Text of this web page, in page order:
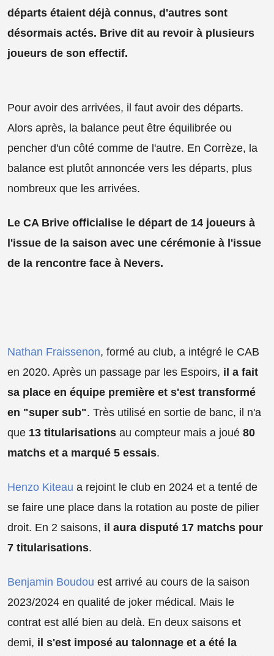
départs étaient déjà connus, d'autres sont
désormais actés. Brive dit au revoir à plusieurs
joueurs de son effectif.
Pour avoir des arrivées, il faut avoir des départs.
Alors après, la balance peut être équilibrée ou
pencher d'un côté comme de l'autre. En Corrèze, la
balance est plutôt annoncée vers les départs, plus
nombreux que les arrivées.
Le CA Brive officialise le départ de 14 joueurs à
l'issue de la saison avec une cérémonie à l'issue
de la rencontre face à Nevers.
Nathan Fraissenon, formé au club, a intégré le CAB
en 2020. Après un passage par les Espoirs, il a fait
sa place en équipe première et s'est transformé
en "super sub". Très utilisé en sortie de banc, il n'a
que 13 titularisations au compteur mais a joué 80
matchs et a marqué 5 essais.
Henzo Kiteau a rejoint le club en 2024 et a tenté de
se faire une place dans la rotation au poste de pilier
droit. En 2 saisons, il aura disputé 17 matchs pour
7 titularisations.
Benjamin Boudou est arrivé au cours de la saison
2023/2024 en qualité de joker médical. Mais le
contrat est allé bien au delà. En deux saisons et
demi, il s'est imposé au talonnage et a été la